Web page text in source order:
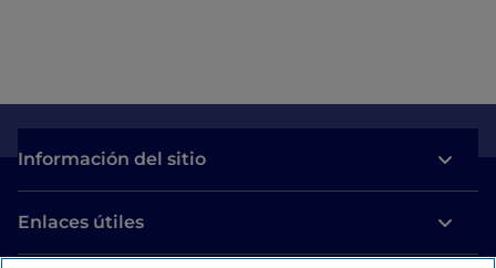
Información del sitio
Enlaces útiles